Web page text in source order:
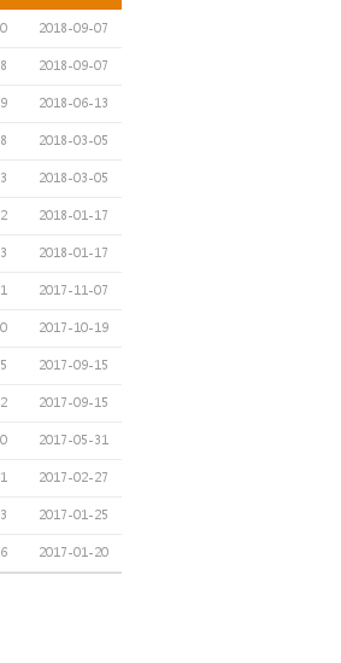
2018-09-07
2018-09-07
2018-06-13
2018-03-05
2018-03-05
2018-01-17
2018-01-17
2017-11-07
2017-10-19
2017-09-15
2017-09-15
2017-05-31
2017-02-27
2017-01-25
2017-01-20